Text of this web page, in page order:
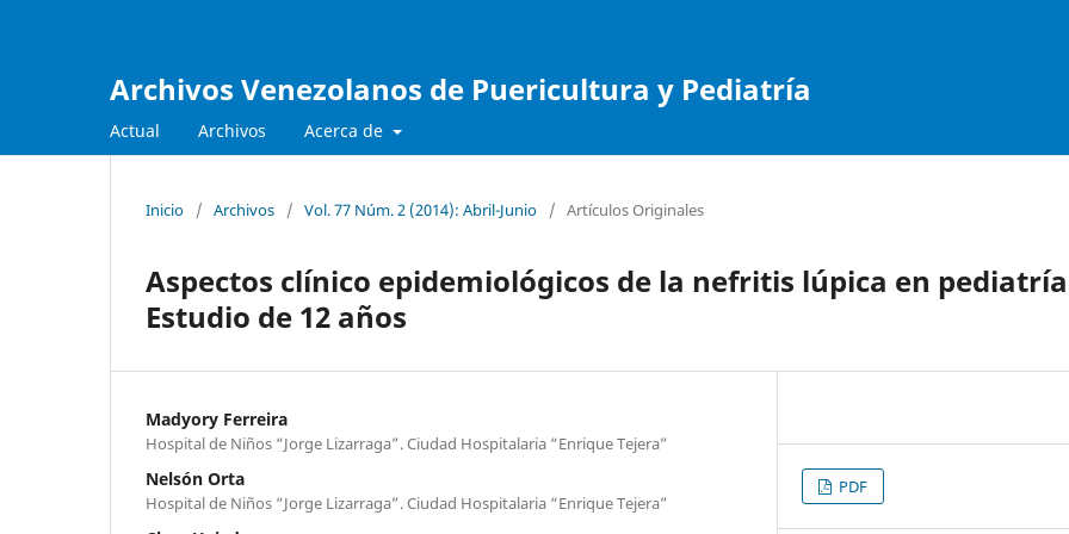
Archivos Venezolanos de Puericultura y Pediatría
Actual Archivos Acerca de
Inicio / Archivos / Vol. 77 Núm. 2 (2014): Abril-Junio / Artículos Originales
Aspectos clínico epidemiológicos de la nefritis lúpica en
Estudio de 12 años
Madyory Ferreira
Hospital de Niños “Jorge Lizarraga”. Ciudad Hospitalaria “Enrique Tejera”
Nelsón Orta
Hospital de Niños “Jorge Lizarraga”. Ciudad Hospitalaria “Enrique Tejera”
PDF